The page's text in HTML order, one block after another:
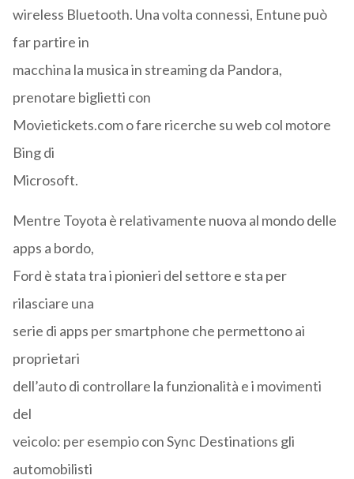
wireless Bluetooth. Una volta connessi, Entune può
far partire in
macchina la musica in streaming da Pandora,
prenotare biglietti con
Movietickets.com o fare ricerche su web col motore
Bing di
Microsoft.
Mentre Toyota è relativamente nuova al mondo delle
apps a bordo,
Ford è stata tra i pionieri del settore e sta per
rilasciare una
serie di apps per smartphone che permettono ai
proprietari
dell’auto di controllare la funzionalità e i movimenti
del
veicolo: per esempio con Sync Destinations gli
automobilisti